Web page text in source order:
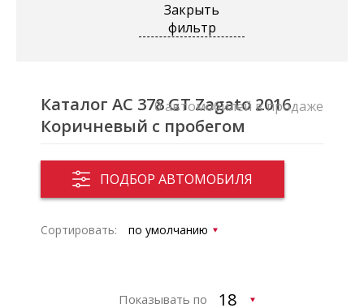
Закрыть
фильтр
Каталог AC 378 GT Zagato 2016
Коричневый с пробегом
ПОДБОР АВТОМОБИЛЯ
0 автомобилей в продаже
Сортировать:
Показывать по